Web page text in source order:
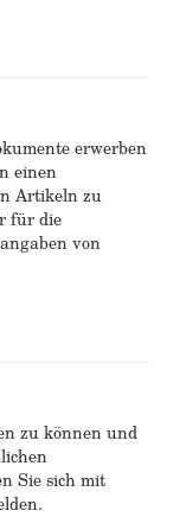
erwerben
einen
Artikeln zu
für die
von
zu können und
Sie sich mit